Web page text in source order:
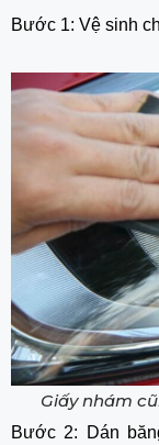
Bước 1: Vệ sinh
Giấy nhám
Bước 2: Dán